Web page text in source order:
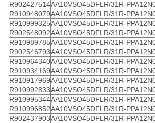
R902427514AA10VSO45DFLR/31R-
R910948079AA10VSO45DFLR/31R-
R910999325AA10VSO45DFLR/31R-
R902548092AA10VSO45DFLR/31R-
R910989785AA10VSO45DFLR/31R-
R902546793AA10VSO45DFLR/31R-
R910964340AA10VSO45DFLR/31R-
R910934169AA10VSO45DFLR/31R-
R910917969AA10VSO45DFLR/31R-
R910992833AA10VSO45DFLR/31R-
R910995344AA10VSO45DFLR/31R-
R910996852AA10VSO45DFLR/31R-
R902437903AA10VSO45DFLR/31R-